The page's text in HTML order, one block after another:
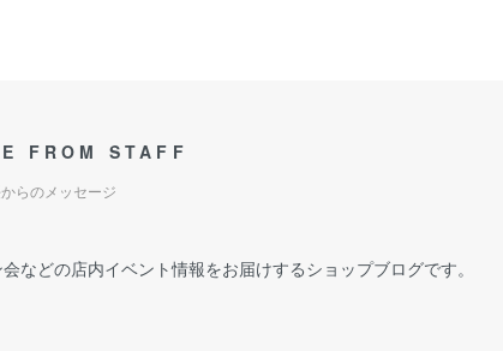
FROM STAFF
らのメッセージ
などの店内イベント情報をお届けするショップブログです。